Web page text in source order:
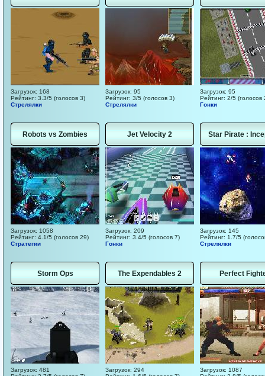
Загрузок: 168
Рейтинг: 3.3/5 (голосов 3)
Стрелялки
Загрузок: 95
Рейтинг: 3/5 (голосов 3)
Стрелялки
Загрузок: 95
Рейтинг: 2/5 (голосов
Гонки
Robots vs Zombies
Загрузок: 1058
Рейтинг: 4.1/5 (голосов 29)
Стратегии
Jet Velocity 2
Загрузок: 209
Рейтинг: 3.4/5 (голосов 7)
Гонки
Star Pirate :
Загрузок: 145
Рейтинг: 1.7/5
Стрелялки
Storm Ops
Загрузок: 481
The Expendables 2
Загрузок: 294
Perfect
Загрузок: 1087